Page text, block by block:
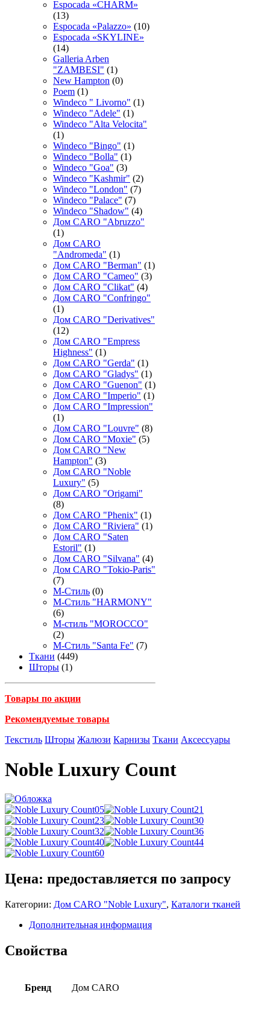
Espocadа «CHARM»
(13)
Espocadа «Palazzo» (10)
Espocadа «SKYLINE»
(14)
Galleria Arben
"ZAMBESI" (1)
New Hampton (0)
Poem (1)
Windeco " Livorno" (1)
Windeco "Adele" (1)
Windeco "Alta Velocita"
(1)
Windeco "Bingo" (1)
Windeco "Bolla" (1)
Windeco "Goa" (3)
Windeco "Kashmir" (2)
Windeco "London" (7)
Windeco "Palace" (7)
Windeco "Shadow" (4)
Дом CARO "Abruzzo"
(1)
Дом CARO
"Andromeda" (1)
Дом CARO "Berman" (1)
Дом CARO "Cameo" (3)
Дом CARO "Clikat" (4)
Дом CARO "Confringo"
(1)
Дом CARO "Derivatives"
(12)
Дом CARO "Empress
Highness" (1)
Дом CARO "Gerda" (1)
Дом CARO "Gladys" (1)
Дом CARO "Guenon" (1)
Дом CARO "Imperio" (1)
Дом CARO "Impression"
(1)
Дом CARO "Louvre" (8)
Дом CARO "Moxie" (5)
Дом CARO "New
Hampton" (3)
Дом CARO "Noble
Luxury" (5)
Дом CARO "Origami"
(8)
Дом CARO "Phenix" (1)
Дом CARO "Riviera" (1)
Дом CARO "Saten
Estoril" (1)
Дом CARO "Silvana" (4)
Дом CARO "Tokio-Paris"
(7)
М-Стиль (0)
М-Стиль "HARMONY"
(6)
М-стиль "MOROCCO"
(2)
М-Стиль "Santa Fe" (7)
Ткани (449)
Шторы (1)
Товары по акции
Рекомендуемые товары
Текстиль Шторы Жалюзи Карнизы Ткани Аксессуары
Noble Luxury Count
Цена: предоставляется по запросу
Категории: Дом CARO "Noble Luxury", Каталоги тканей
Дополнительная информация
Свойства
Бренд Дом CARO